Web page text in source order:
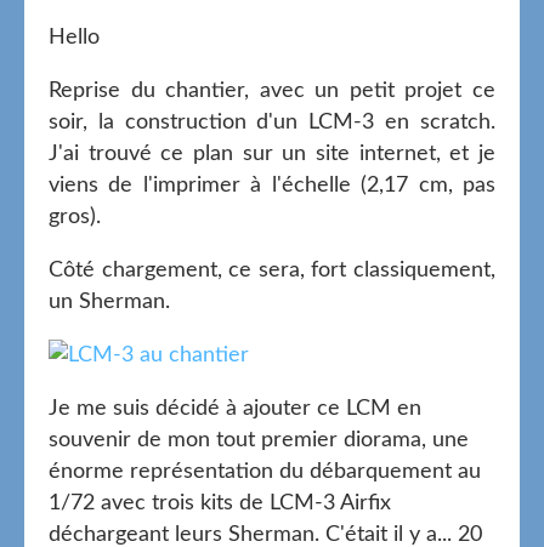
Hello
Reprise du chantier, avec un petit projet ce
soir, la construction d'un LCM-3 en scratch.
J'ai trouvé ce plan sur un site internet, et je
viens de l'imprimer à l'échelle (2,17 cm, pas
gros).
Côté chargement, ce sera, fort classiquement,
un Sherman.
Je me suis décidé à ajouter ce LCM en
souvenir de mon tout premier diorama, une
énorme représentation du débarquement au
1/72 avec trois kits de LCM-3 Airfix
déchargeant leurs Sherman. C'était il y a... 20